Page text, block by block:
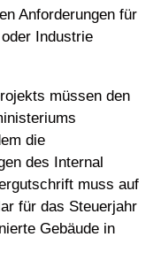
Anforderungen für
Industrie
müssen den
die
des Internal
muss auf
für das Steuerjahr
Gebäude in